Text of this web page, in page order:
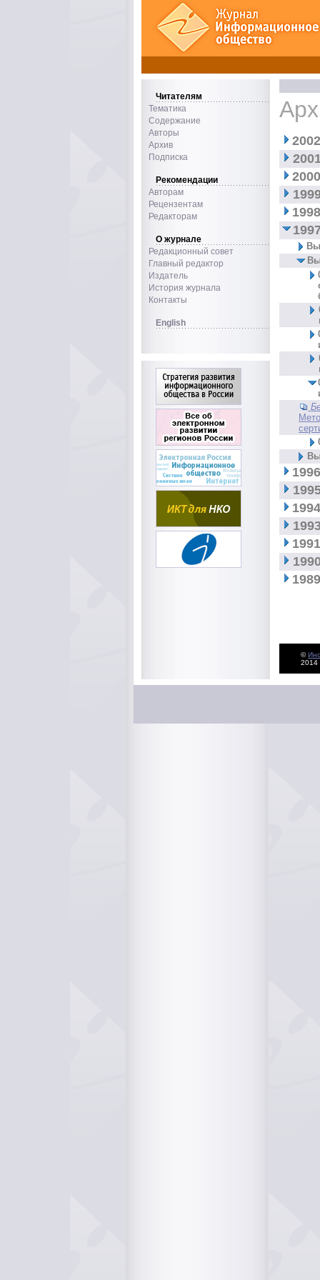
©
2014
Читателям
Тематика
Содержание
Авторы
Архив
Подписка
Рекомендации
Авторам
Рецензентам
Редакторам
О журнале
Редакционный совет
Главный редактор
Издатель
История журнала
Контакты
English